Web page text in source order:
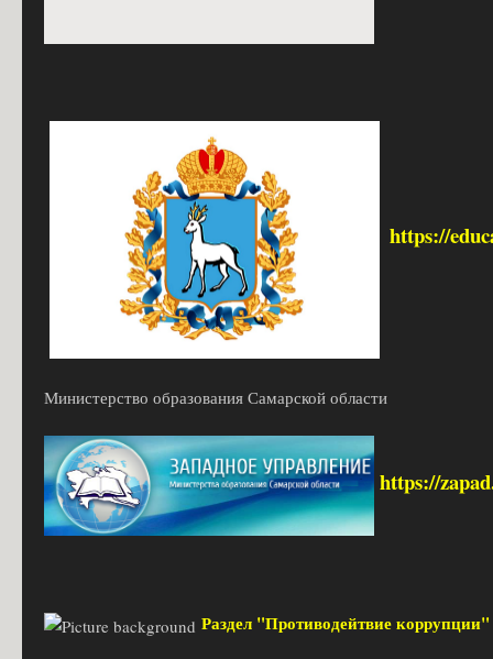
https://
Министерство образования Самарской области
https://
Раздел "Противодейтвие